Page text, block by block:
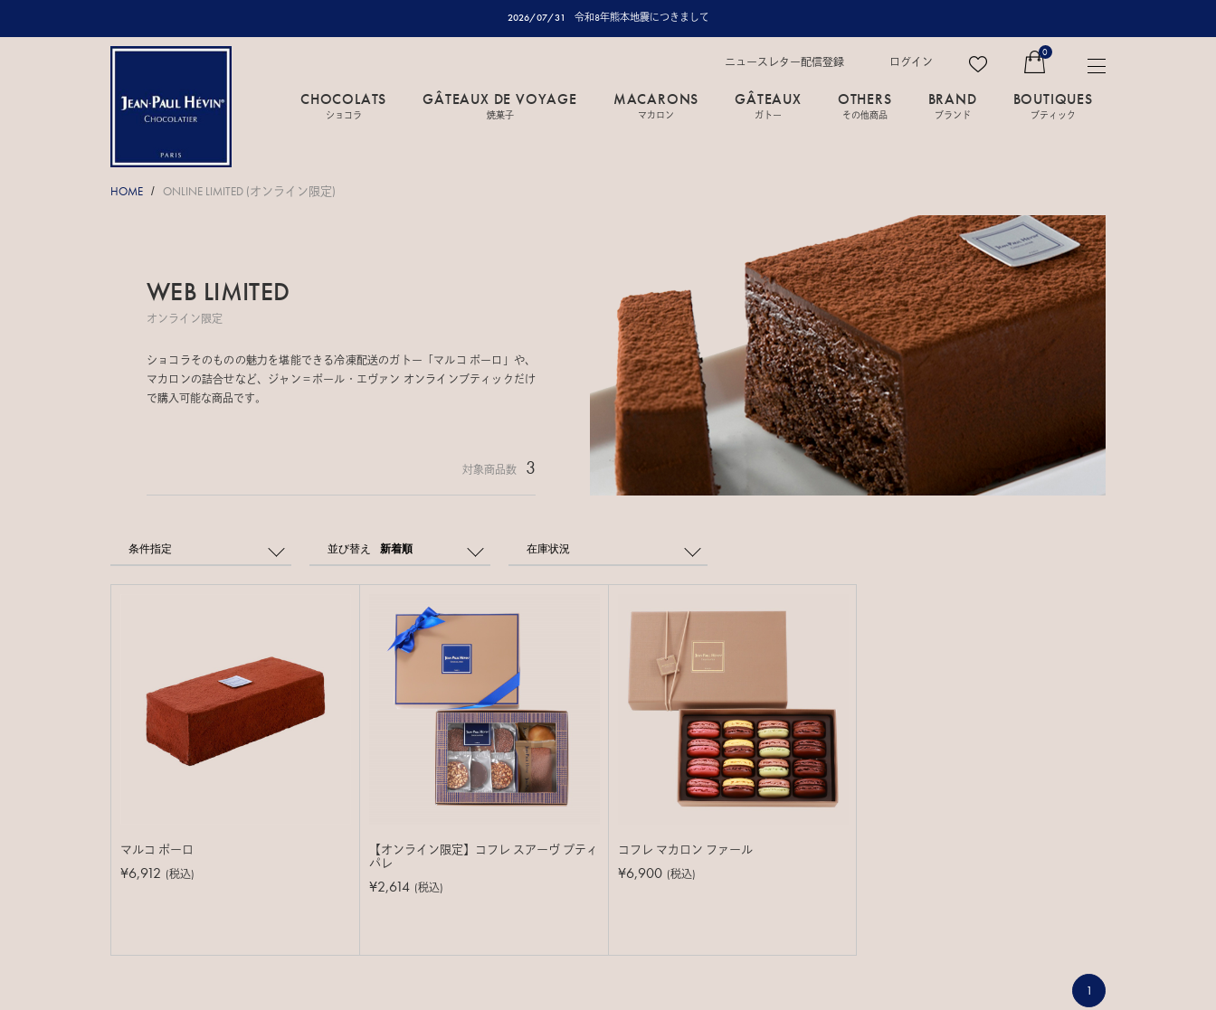
2026/07/31 令和8年熊本地震につきまして
ニュースレター配信登録 ログイン
0
CHOCOLATS
ショコラ
GÂTEAUX DE VOYAGE
焼菓子
MACARONS
マカロン
GÂTEAUX
ガトー
OTHERS
その他商品
BRAND
ブランド
BOUTIQUES
ブティック
HOME / ONLINE LIMITED (オンライン限定)
WEB LIMITED
オンライン限定
ショコラそのものの魅力を堪能できる冷凍配送のガトー「マルコ ポーロ」や、
マカロンの詰合せなど、ジャン＝ポール・エヴァン オンラインブティックだけ
で購入可能な商品です。
対象商品数 3
条件指定 並び替え 新着順 在庫状況
マルコ ポーロ
¥6,912 (税込)
【オンライン限定】コフレ スアーヴ プティ
パレ
¥2,614 (税込)
コフレ マカロン ファール
¥6,900 (税込)
1